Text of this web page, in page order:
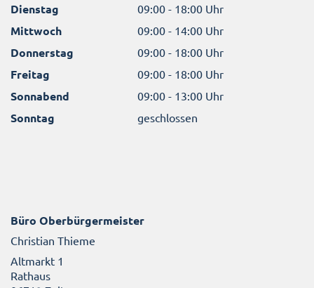
Dienstag 09:00 - 18:00 Uhr
Mittwoch 09:00 - 14:00 Uhr
Donnerstag 09:00 - 18:00 Uhr
Freitag 09:00 - 18:00 Uhr
Sonnabend 09:00 - 13:00 Uhr
Sonntag geschlossen
Büro Oberbürgermeister
Christian Thieme
Altmarkt 1
Rathaus